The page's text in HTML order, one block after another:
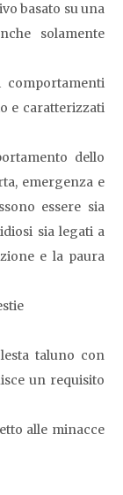
basato su una
solamente
e caratterizzati
dello
emergenza e
essere sia
sia legati a
e la paura
taluno con
un requisito
alle minacce